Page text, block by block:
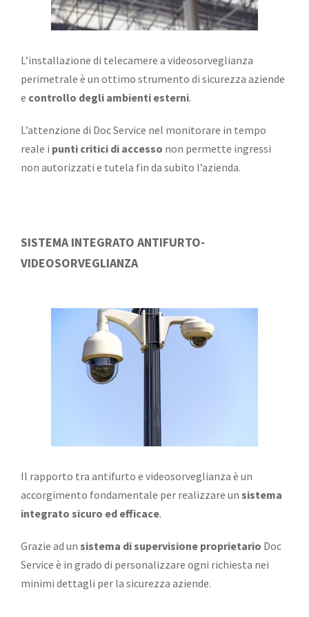
L’installazione di telecamere a videosorveglianza
perimetrale è un ottimo strumento di sicurezza aziende
e controllo degli ambienti esterni.
L’attenzione di Doc Service nel monitorare in tempo
reale i punti critici di accesso non permette ingressi
non autorizzati e tutela fin da subito l’azienda.
SISTEMA INTEGRATO ANTIFURTO-
VIDEOSORVEGLIANZA
Il rapporto tra antifurto e videosorveglianza è un
accorgimento fondamentale per realizzare un sistema
integrato sicuro ed efficace.
Grazie ad un sistema di supervisione proprietario Doc
Service è in grado di personalizzare ogni richiesta nei
minimi dettagli per la sicurezza aziende.